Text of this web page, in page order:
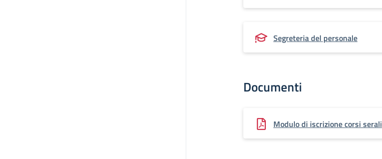
Segreteria del personale
Documenti
Modulo di iscrizione corsi serali